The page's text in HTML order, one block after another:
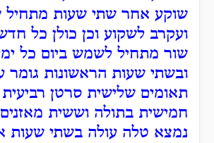
שוקע אחר שתי שעות מתחיל
ועקרב לשקוע וכן כולן כל
שור מתחיל לשמש ביום כל
ובשתי שעות הראשונות גומר
תאומים שלישית סרטן
חמישית בתולה וששית מאזנים
נמצא טלה עולה בשתי שעות